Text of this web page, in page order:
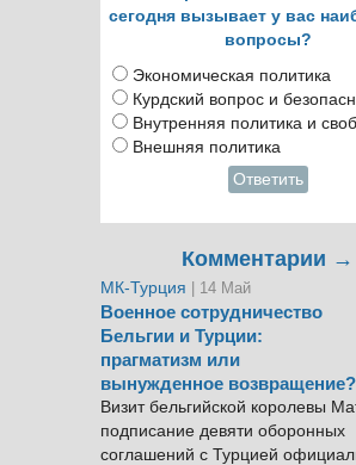
сегодня вызывает у вас
вопросы?
Экономическая политика
Курдский вопрос и
Внутренняя политика и
Внешняя политика
Ответить
Комментарии →
МК-Турция | 14 Май
Военное сотрудничество
Бельгии и Турции:
прагматизм или
вынужденное возвращение?
Визит бельгийской королевы
подписание девяти оборонных
соглашений с Турцией